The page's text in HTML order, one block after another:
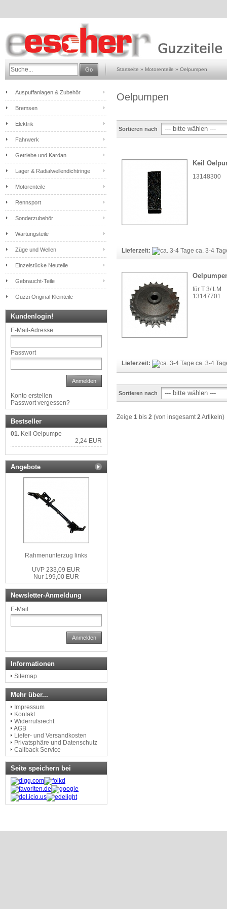
Go Startseite » Motorenteile » Oelpumpen
Oelpumpen
Sortieren nach
Keil
13148300
Lieferzeit: ca. 3-4
für T 3/ LM
13147701
Lieferzeit: ca. 3-4
Sortieren nach
Zeige 1 bis 2 (von insgesamt 2 Artikeln)
Auspuffanlagen & Zubehör
Bremsen
Elektrik
Fahrwerk
Getriebe und Kardan
Lager & Radialwellendichtringe
Motorenteile
Rennsport
Sonderzubehör
Wartungsteile
Züge und Wellen
Einzelstücke Neuteile
Gebraucht-Teile
Guzzi Original Kleinteile
Kundenlogin!
E-Mail-Adresse
Passwort
Anmelden
Konto erstellen
Passwort vergessen?
Bestseller
01. Keil Oelpumpe
2,24 EUR
Angebote
Rahmenunterzug links
UVP 233,09 EUR
Nur 199,00 EUR
Newsletter-Anmeldung
E-Mail
Anmelden
Informationen
Sitemap
Mehr über...
Impressum
Kontakt
Widerrufsrecht
AGB
Liefer- und Versandkosten
Privatsphäre und Datenschutz
Callback Service
Seite speichern bei